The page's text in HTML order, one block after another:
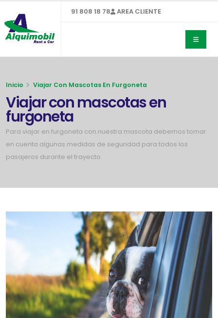
91 808 18 78 AREA CLIENTE
Inicio Viajar Con Mascotas En Furgoneta
Viajar con mascotas en
furgoneta
Para viajar en furgoneta con nuestra mascota debemos tomar
en cuenta algunas medidas de seguridad para todos los
pasajeros durante el trayecto.